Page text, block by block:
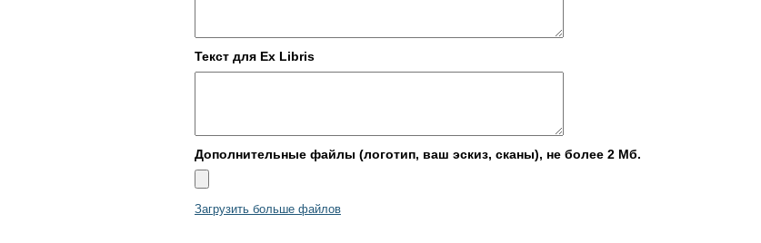
Текст для Ex Libris
Дополнительные файлы (логотип, ваш эскиз, сканы), не более 2 Мб.
Загрузить больше файлов